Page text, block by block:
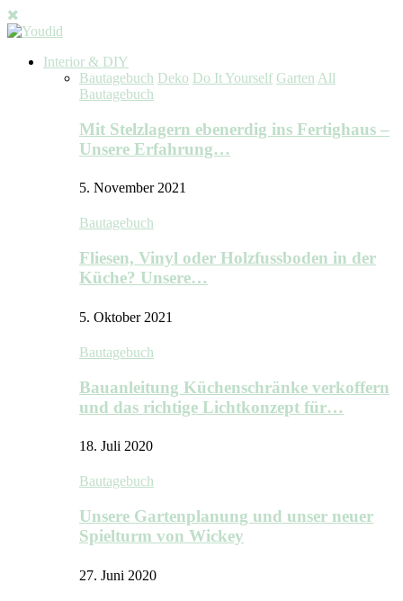
Interior & DIY
Bautagebuch Deko Do It Yourself Garten All
Bautagebuch
Mit Stelzlagern ebenerdig ins Fertighaus –
Unsere Erfahrung…
5. November 2021
Bautagebuch
Fliesen, Vinyl oder Holzfussboden in der
Küche? Unsere…
5. Oktober 2021
Bautagebuch
Bauanleitung Küchenschränke verkoffern
und das richtige Lichtkonzept für…
18. Juli 2020
Bautagebuch
Unsere Gartenplanung und unser neuer
Spielturm von Wickey
27. Juni 2020